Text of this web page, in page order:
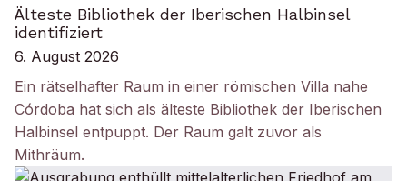
Älteste Bibliothek der Iberischen Halbinsel
identifiziert
6. August 2026
Ein rätselhafter Raum in einer römischen Villa nahe
Córdoba hat sich als älteste Bibliothek der Iberischen
Halbinsel entpuppt. Der Raum galt zuvor als
Mithräum.